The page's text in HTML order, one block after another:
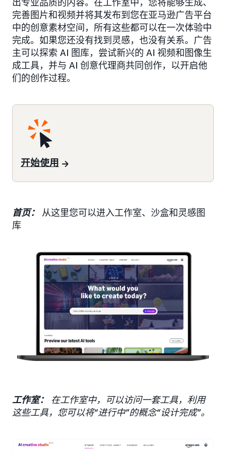
完善图片和视频并将其发布到您在亚马逊广告平台
中的创意素材空间，所有这些都可以在一次体验中
完成。如果您还没有找到灵感，也没有关系。广告
主可以探索 AI 图库，尝试新兴的 AI 视频和图像生
成工具，并与 AI 创意代理商共同创作，以开启他
们的创作过程。
开始使用
首页：
从这里您可以进入工作室、沙盒和灵感图
库
工作室：
在工作室中，可以访问一套工具，利用
这些工具，您可以将“进行中”的概念“设计完成”。